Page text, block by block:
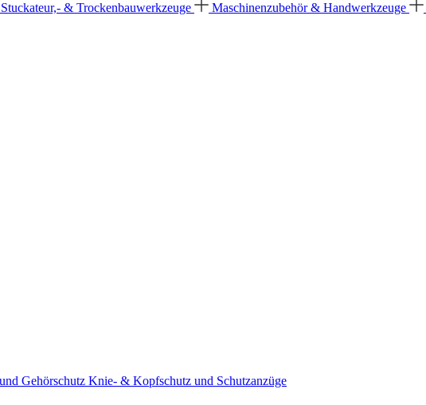
Stuckateur,- & Trockenbauwerkzeuge Maschinenzubehör & Handwerkzeuge
Gehörschutz Knie- & Kopfschutz und Schutzanzüge